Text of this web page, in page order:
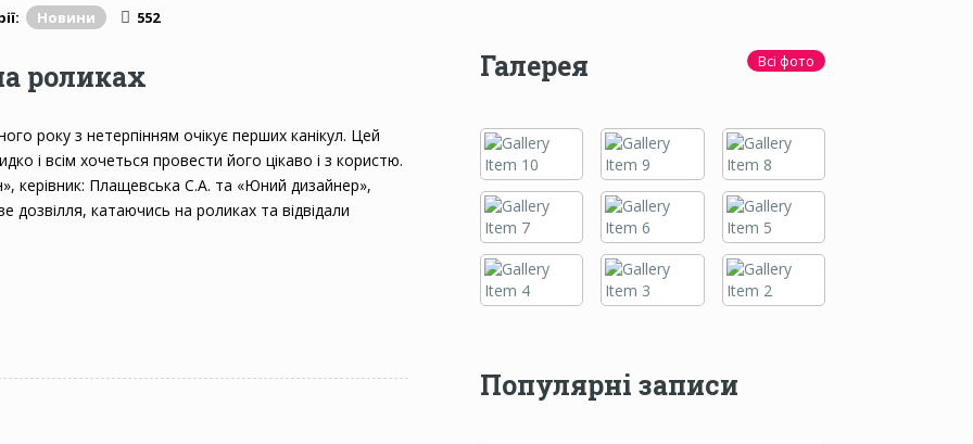
Новини 552
роликах
року з нетерпінням очікує перших канікул. Цей
і всім хочеться провести його цікаво і з користю.
керівник: Плащевська С.А. та «Юний дизайнер»,
дозвілля, катаючись на роликах та відвідали
Галерея Всі фото
Популярні записи